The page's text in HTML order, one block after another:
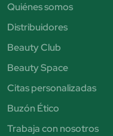
Quiénes somos
Distribuidores
Beauty Club
Beauty Space
Citas personalizadas
Buzón Ético
Trabaja con nosotros